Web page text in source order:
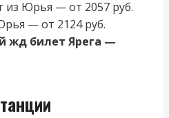
из Юрья — от 2057 руб.
— от 2124 руб.
жд билет Ярега —